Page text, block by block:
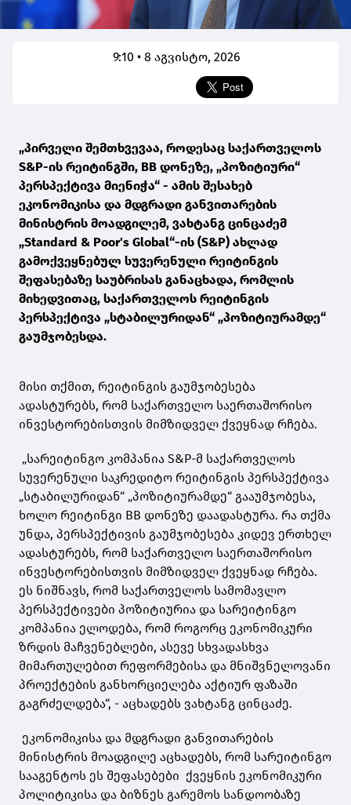
9:10 • 8 აგვისტო, 2026
„პირველი შემთხვევაა, როდესაც საქართველოს
S&P-ის რეიტინგში, BB დონეზე, „პოზიტიური“
პერსპექტივა მიენიჭა“ - ამის შესახებ
ეკონომიკისა და მდგრადი განვითარების
მინისტრის მოადგილემ, ვახტანგ ცინცაძემ
„Standard & Poor's Global“-ის (S&P) ახლად
გამოქვეყნებულ სუვერენული რეიტინგის
შეფასებაზე საუბრისას განაცხადა, რომლის
მიხედვითაც, საქართველოს რეიტინგის
პერსპექტივა „სტაბილურიდან“ „პოზიტიურამდე“
გაუმჯობესდა.
მისი თქმით, რეიტინგის გაუმჯობესება
ადასტურებს, რომ საქართველო საერთაშორისო
ინვესტორებისთვის მიმზიდველ ქვეყნად რჩება.
„სარეიტინგო კომპანია S&P-მ საქართველოს
სუვერენული საკრედიტო რეიტინგის პერსპექტივა
„სტაბილურიდან“ „პოზიტიურამდე“ გააუმჯობესა,
ხოლო რეიტინგი BB დონეზე დაადასტურა. რა თქმა
უნდა, პერსპექტივის გაუმჯობესება კიდევ ერთხელ
ადასტურებს, რომ საქართველო საერთაშორისო
ინვესტორებისთვის მიმზიდველ ქვეყნად რჩება.
ეს ნიშნავს, რომ საქართველოს სამომავლო
პერსპექტივები პოზიტიურია და სარეიტინგო
კომპანია ელოდება, რომ როგორც ეკონომიკური
ზრდის მაჩვენებლები, ასევე სხვადასხვა
მიმართულებით რეფორმებისა და მნიშვნელოვანი
პროექტების განხორციელება აქტიურ ფაზაში
გაგრძელდება“, - აცხადებს ვახტანგ ცინცაძე.
ეკონომიკისა და მდგრადი განვითარების
მინისტრის მოადგილე აცხადებს, რომ სარეიტინგო
სააგენტოს ეს შეფასებები ქვეყნის ეკონომიკური
პოლიტიკისა და ბიზნეს გარემოს სანდოობაზე